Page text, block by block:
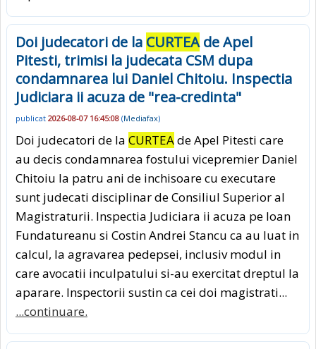
Doi judecatori de la CURTEAde Apel
Pitesti, trimisi la judecata CSM dupa
condamnarea lui Daniel Chitoiu. Inspectia
Judiciara ii acuza de "rea-credinta"
publicat 2026-08-07 16:45:08 (Mediafax)
Doi judecatori de la CURTEAde Apel Pitesti care
au decis condamnarea fostului vicepremier Daniel
Chitoiu la patru ani de inchisoare cu executare
sunt judecati disciplinar de Consiliul Superior al
Magistraturii. Inspectia Judiciara ii acuza pe Ioan
Fundatureanu si Costin Andrei Stancu ca au luat in
calcul, la agravarea pedepsei, inclusiv modul in
care avocatii inculpatului si-au exercitat dreptul la
aparare. Inspectorii sustin ca cei doi magistrati...
...continuare.